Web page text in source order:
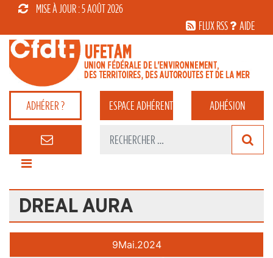
MISE À JOUR : 5 AOÛT 2026
FLUX RSS
AIDE
ADHÉRER ? ESPACEADHÉRENT ADHÉSION
DREAL AURA
9Mai.2024